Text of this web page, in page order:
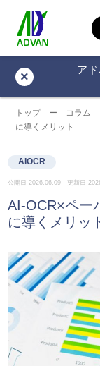
× ア
トップー コラム
に導くメリット
AIOCR
公開日 2026.06.09 更新日
AI-OCR×ペー
に導くメリッ